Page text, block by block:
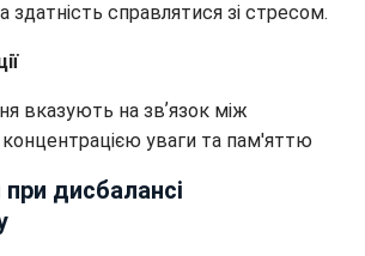
здатність справлятися зі стресом.
вказують на звʼязок між
концентрацією уваги та пам'яттю
дисбалансі